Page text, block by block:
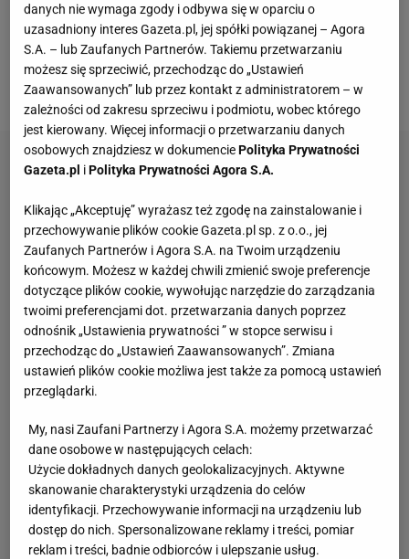
Lidze Mistrzówtraci już 11 pkt i ma o jedno
spotkanie rozegrane więcej. W tym sezonie Milan
wygrał i przegrał po sześć spotkań, a dwa
zremisował.
danych nie wymaga zgody i odbywa się w oparciu o
uzasadniony interes Gazeta.pl, jej spółki powiązanej – Agora
S.A. – lub Zaufanych Partnerów. Takiemu przetwarzaniu
możesz się sprzeciwić, przechodząc do „Ustawień
Zaawansowanych” lub przez kontakt z administratorem – w
zależności od zakresu sprzeciwu i podmiotu, wobec którego
jest kierowany. Więcej informacji o przetwarzaniu danych
osobowych znajdziesz w dokumenciePolityka Prywatności
Gazeta.pl iPolityka Prywatności Agora S.A.
Klikając „Akceptuję” wyrażasz też zgodę na zainstalowanie i
przechowywanie plików cookie Gazeta.pl sp. z o.o., jej
Zaufanych Partnerów i Agora S.A. na Twoim urządzeniu
końcowym. Możesz w każdej chwili zmienić swoje preferencje
dotyczące plików cookie, wywołując narzędzie do zarządzania
twoimi preferencjami dot. przetwarzania danych poprzez
odnośnik „Ustawienia prywatności ” w stopce serwisu i
przechodząc do „Ustawień Zaawansowanych”. Zmiana
ustawień plików cookie możliwa jest także za pomocą ustawień
przeglądarki.
My, nasi Zaufani Partnerzy i Agora S.A. możemy przetwarzać
dane osobowe w następujących celach:
Użycie dokładnych danych geolokalizacyjnych. Aktywne
skanowanie charakterystyki urządzenia do celów
identyfikacji. Przechowywanie informacji na urządzeniu lub
dostęp do nich. Spersonalizowane reklamy i treści, pomiar
reklam i treści, badnie odbiorców i ulepszanie usług.